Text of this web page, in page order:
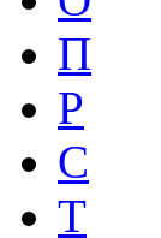
П
Р
С
Т